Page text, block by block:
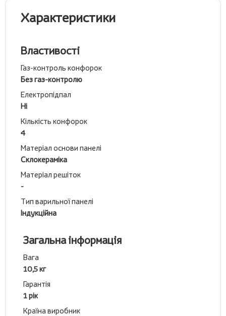
Характеристики
Властивості
Газ-контроль конфорок
Без газ-контролю
Електропідпал
Ні
Кількість конфорок
4
Матеріал основи панелі
Склокераміка
Матеріал решіток
-
Тип варильної панелі
Індукційна
Загальна інформація
Вага
10,5 кг
Гарантія
1 рік
Країна виробник